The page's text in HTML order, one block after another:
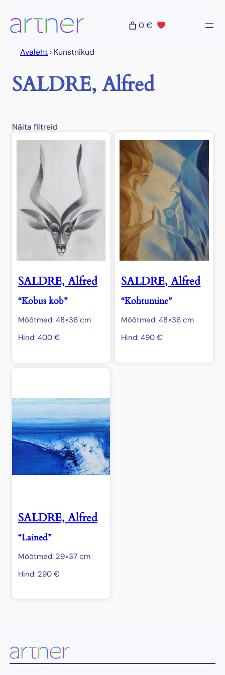
sisu
juurde
0 €
Avaleht › Kunstnikud
SALDRE, Alfred
Näita filtreid
SALDRE, Alfred
“Kobus kob”
Mõõtmed: 48×36 cm
Hind: 400 €
SALDRE, Alfred
“Kohtumine”
Mõõtmed: 48×36 cm
Hind:490€
SALDRE, Alfred
“Lained”
Mõõtmed: 29×37 cm
Hind: 290 €